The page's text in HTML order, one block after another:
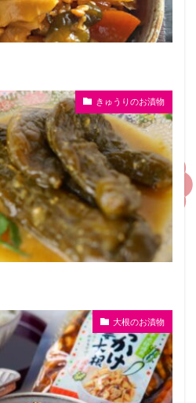
きゅうりのお漬物
大根のお漬物